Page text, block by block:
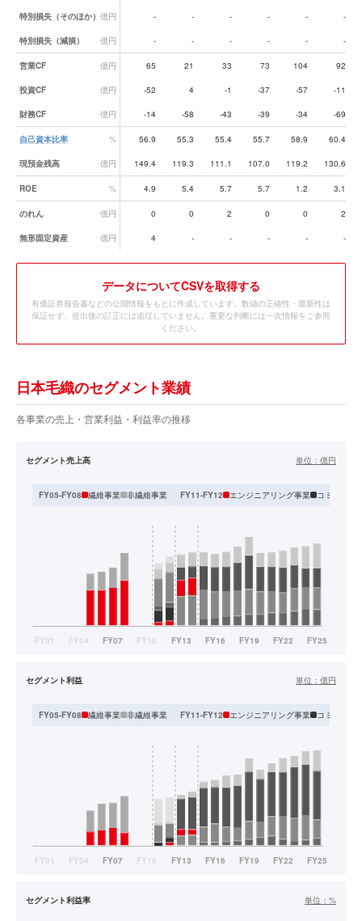
特別損失（そのほか） 億円 - - - - - -
特別損失（減損） 億円 - - - - - -
営業CF 億円 65 21 33 73 104 92
投資CF 億円 -52 4 -1 -37 -57 -11
財務CF 億円 -14 -58 -43 -39 -34 -69
自己資本比率 % 56.9 55.3 55.4 55.7 58.9 60.4
現預金残高 億円 149.4 119.3 111.1 107.0 119.2 130.6
ROE % 4.9 5.4 5.7 5.7 1.2 3.1
のれん 億円 0 0 2 0 0 2
無形固定資産 億円 4 - - - - -
データについてCSVを取得する
有価証券報告書などの公開情報をもとに作成しています。数値の正確性・最新性は
保証せず、提出後の訂正には追従していません。重要な判断には一次情報をご参照
ください。
日本毛織のセグメント業績
各事業の売上・営業利益・利益率の推移
セグメント売上高 単位： 億円
FY05-FY08 繊維事業 非繊維事業 FY11-FY12 エンジニアリング事業 コミュニテ
セグメント利益 単位： 億円
FY05-FY08 繊維事業 非繊維事業 FY11-FY12 エンジニアリング事業 コミュニテ
セグメント利益率 単位： %